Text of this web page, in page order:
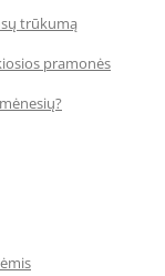
trūkumą
pramonės